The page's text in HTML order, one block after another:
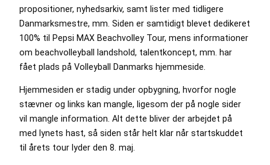
propositioner, nyhedsarkiv, samt lister med tidligere
Danmarksmestre, mm. Siden er samtidigt blevet dedikeret
100% til Pepsi MAX Beachvolley Tour, mens informationer
om beachvolleyball landshold, talentkoncept, mm. har
fået plads på Volleyball Danmarks hjemmeside.
Hjemmesiden er stadig under opbygning, hvorfor nogle
stævner og links kan mangle, ligesom der på nogle sider
vil mangle information. Alt dette bliver der arbejdet på
med lynets hast, så siden står helt klar når startskuddet
til årets tour lyder den 8. maj.